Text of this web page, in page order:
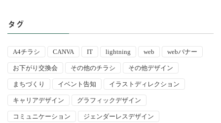
タグ
A4チラシ CANVA IT lightning web webバナー
お下がり交換会 その他のチラシ その他デザイン
まちづくり イベント告知 イラストディレクション
キャリアデザイン グラフィックデザイン
コミュニケーション ジェンダーレスデザイン